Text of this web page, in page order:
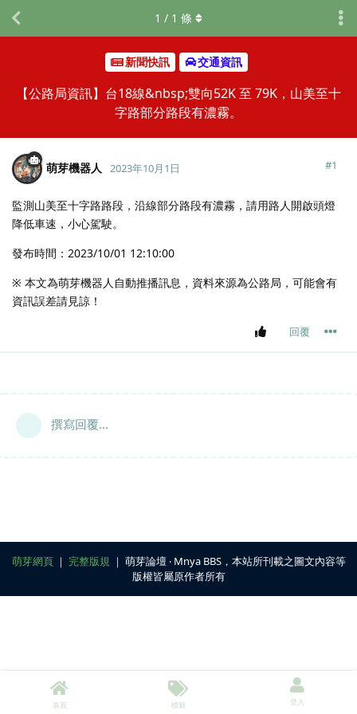
新聞快訊 交通資訊
【公路局資訊】台18線&nbsp;雙向52K 至 79K，山美至十
字路部分路段有濃霧。
1 / 1 條
萌芽機器人 2023年10月1日 #1
監測山美至十字路路段，沿線部分路段有濃霧，請用路人開啟頭燈
降低車速，小心駕駛。
發布時間：2023/10/01 12:10:00
※ 本文為萌芽機器人自動推播訊息，資料來源為公路局，可能會有
資訊誤差請見諒！
回覆
撰寫回覆...
萌芽網頁｜ 完整版規 ｜ 萌芽論壇 ‧ Mnya BBS，本站所刊載之圖文內容等
版權皆屬原作者所有
首頁 標籤 登入